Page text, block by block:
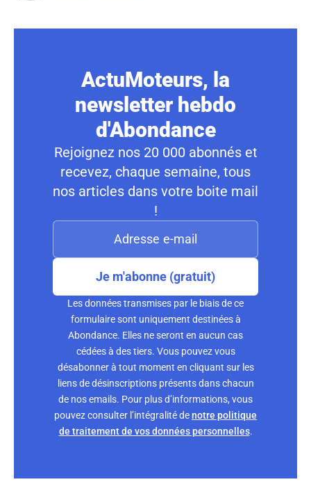
ActuMoteurs, la
newsletter hebdo
d'Abondance
Rejoignez nos 20 000 abonnés et
recevez, chaque semaine, tous
nos articles dans votre boite mail
!
Je m'abonne (gratuit)
Les données transmises par le biais de ce
formulaire sont uniquement destinées à
Abondance. Elles ne seront en aucun cas
cédées à des tiers. Vous pouvez vous
désabonner à tout moment en cliquant sur les
liens de désinscriptions présents dans chacun
de nos emails. Pour plus d’informations, vous
pouvez consulter l’intégralité denotre politique
de traitement de vos données personnelles.